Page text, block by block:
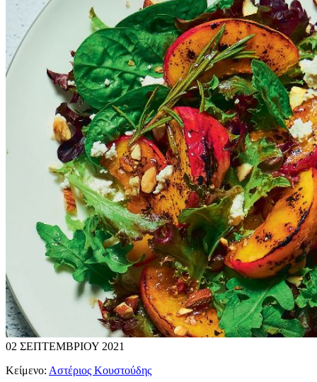
02 ΣΕΠΤΕΜΒΡΙΟΥ 2021
Κείμενο: Αστέριος Κουστούδης